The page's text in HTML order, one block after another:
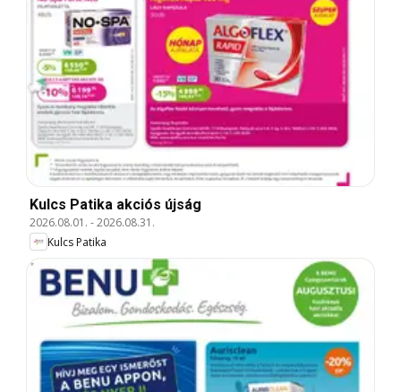
Kulcs Patika akciós újság
2026.08.01. -2026.08.31.
Kulcs Patika